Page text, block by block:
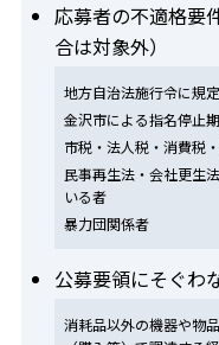
応募者の不適格要
合は対象外）
地方自治法施行令に規
金沢市による指名停止
市税・法人税・消費税
民事再生法・会社更生
いる者
暴力団関係者
公募要領にそぐわ
消耗品以外の機器や物